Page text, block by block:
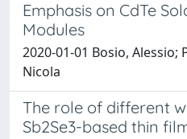
Emphasis on CdTe
Modules
2020-01-01 Bosio, Alessio;
Nicola
The role of different
Sb2Se3-based thin